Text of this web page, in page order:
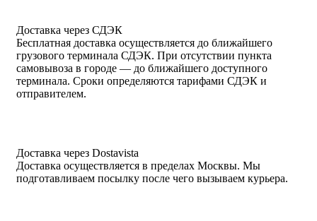
Доставка через СДЭК
Бесплатная доставка осуществляется до ближайшего
грузового терминала СДЭК. При отсутствии пункта
самовывоза в городе — до ближайшего доступного
терминала. Сроки определяются тарифами СДЭК и
отправителем.
Доставка через Dostavista
Доставка осуществляется в пределах Москвы. Мы
подготавливаем посылку после чего вызываем курьера.